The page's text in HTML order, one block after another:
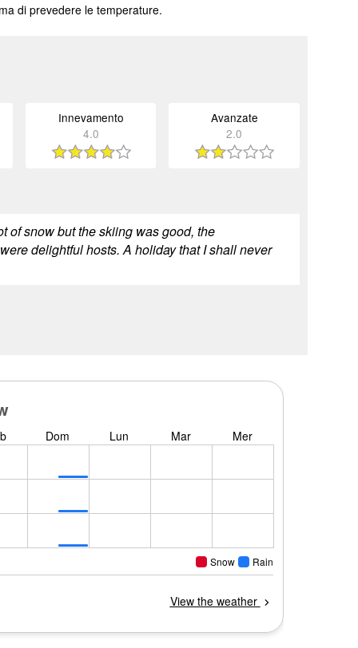
di prevedere le temperature.
Innevamento
4.0
Avanzate
2.0
of snow but the skiing was good, the
delightful hosts. A holiday that I shall never